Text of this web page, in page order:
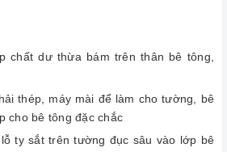
chất dư thừa bám trên thân bê tông,
thép, máy mài để làm cho tường, bê
cho bê tông đặc chắc
ty sắt trên tường đục sâu vào lớp bê